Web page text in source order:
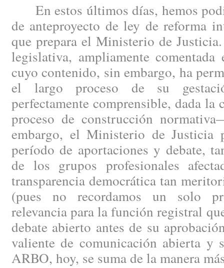
En estos últimos días, hemos
de anteproyecto de ley de reforma
que prepara el Ministerio de
legislativa, ampliamente
cuyo contenido, sin embargo, ha
el largo proceso de su
perfectamente comprensible, dada
proceso de construcción
embargo, el Ministerio de Justicia
período de aportaciones y debate,
de los grupos profesionales
transparencia democrática tan
(pues no recordamos un solo
relevancia para la función registral
debate abierto antes de su
valiente de comunicación abierta y
ARBO, hoy, se suma de la manera